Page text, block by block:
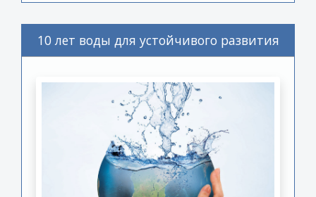
10 лет воды для устойчивого развития